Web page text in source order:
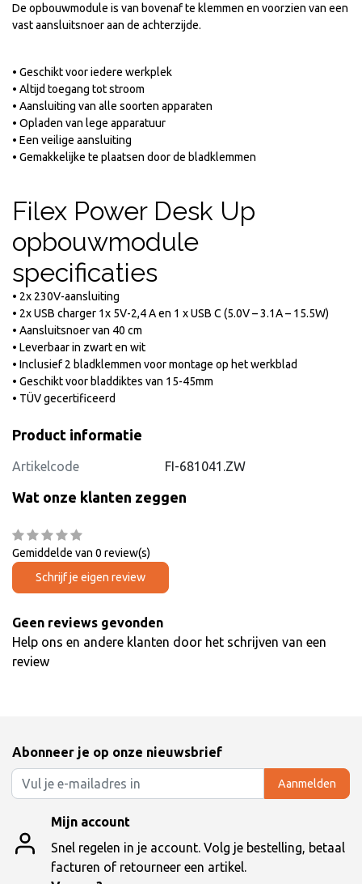
De opbouwmodule is van bovenaf te klemmen en voorzien van een
vast aansluitsnoer aan de achterzijde.
• Geschikt voor iedere werkplek
• Altijd toegang tot stroom
• Aansluiting van alle soorten apparaten
• Opladen van lege apparatuur
• Een veilige aansluiting
• Gemakkelijke te plaatsen door de bladklemmen
Filex Power Desk Up
opbouwmodule
specificaties
• 2x 230V-aansluiting
• 2x USB charger 1x 5V-2,4 A en 1 x USB C (5.0V – 3.1A – 15.5W)
• Aansluitsnoer van 40 cm
• Leverbaar in zwart en wit
• Inclusief 2 bladklemmen voor montage op het werkblad
• Geschikt voor bladdiktes van 15-45mm
• TÜV gecertificeerd
Product informatie
Artikelcode FI-681041.ZW
Wat onze klanten zeggen
Gemiddelde van 0 review(s)
Schrijf je eigen review
Geen reviews gevonden
Help ons en andere klanten door het schrijven van een
review
Abonneer je op onze nieuwsbrief
Aanmelden
Mijn account
Snel regelen in je account. Volg je bestelling, betaal
facturen of retourneer een artikel.